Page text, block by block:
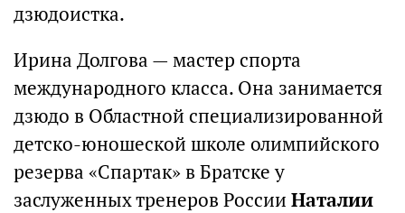
дзюдоистка.
Ирина Долгова — мастер спорта
международного класса. Она занимается
дзюдо в Областной специализированной
детско-юношеской школе олимпийского
резерва «Спартак» в Братске у
заслуженных тренеров России Наталии